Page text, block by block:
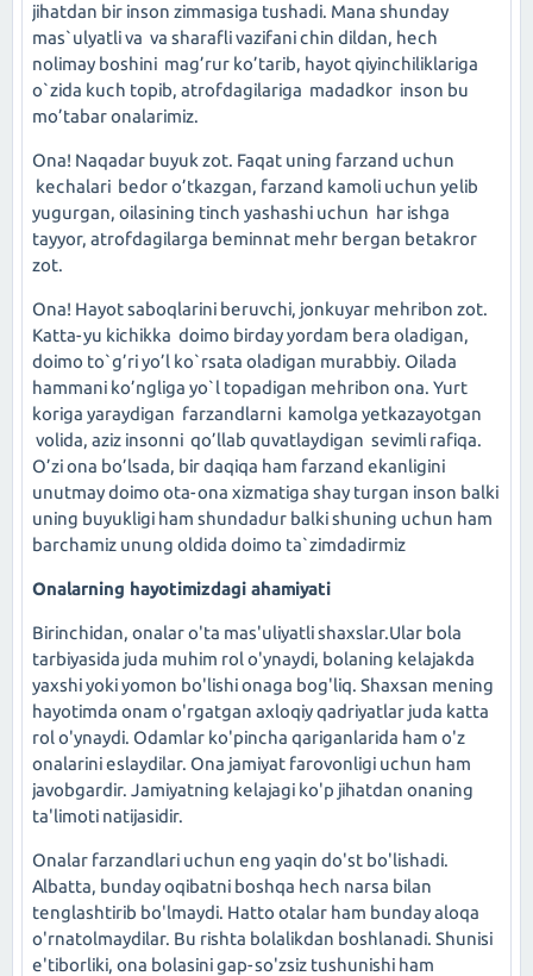
jihatdan bir inson zimmasiga tushadi. Mana shunday
mas`ulyatli va va sharafli vazifani chin dildan, hech
nolimay boshini mag’rur ko’tarib, hayot qiyinchiliklariga
o`zida kuch topib, atrofdagilariga madadkor inson bu
mo’tabar onalarimiz.
Ona! Naqadar buyuk zot. Faqat uning farzand uchun
kechalari bedor o’tkazgan, farzand kamoli uchun yelib
yugurgan, oilasining tinch yashashi uchun har ishga
tayyor, atrofdagilarga beminnat mehr bergan betakror
zot.
Ona! Hayot saboqlarini beruvchi, jonkuyar mehribon zot.
Katta-yu kichikka doimo birday yordam bera oladigan,
doimo to`g’ri yo’l ko`rsata oladigan murabbiy. Oilada
hammani ko’ngliga yo`l topadigan mehribon ona. Yurt
koriga yaraydigan farzandlarni kamolga yetkazayotgan
volida, aziz insonni qo’llab quvatlaydigan sevimli rafiqa.
O’zi ona bo’lsada, bir daqiqa ham farzand ekanligini
unutmay doimo ota-ona xizmatiga shay turgan inson balki
uning buyukligi ham shundadur balki shuning uchun ham
barchamiz unung oldida doimo ta`zimdadirmiz
Onalarning hayotimizdagi ahamiyati
Birinchidan, onalar o'ta mas'uliyatli shaxslar.Ular bola
tarbiyasida juda muhim rol o'ynaydi, bolaning kelajakda
yaxshi yoki yomon bo'lishi onaga bog'liq. Shaxsan mening
hayotimda onam o'rgatgan axloqiy qadriyatlar juda katta
rol o'ynaydi. Odamlar ko'pincha qariganlarida ham o'z
onalarini eslaydilar. Ona jamiyat farovonligi uchun ham
javobgardir. Jamiyatning kelajagi ko'p jihatdan onaning
ta'limoti natijasidir.
Onalar farzandlari uchun eng yaqin do'st bo'lishadi.
Albatta, bunday oqibatni boshqa hech narsa bilan
tenglashtirib bo'lmaydi. Hatto otalar ham bunday aloqa
o'rnatolmaydilar. Bu rishta bolalikdan boshlanadi. Shunisi
e'tiborliki, ona bolasini gap-so'zsiz tushunishi ham